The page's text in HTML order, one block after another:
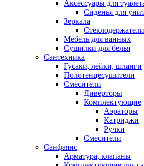
Аксессуары для
Сиденья для
Зеркала
Стеклодержатели
Мебель для ванных
Сушилки для белья
Сантехника
Гусаки, лейки, шланги
Полотенцесушители
Смесители
Диверторы
Комплектующие
Аэраторы
Катриджи
Ручки
Смесители
Санфаянс
Арматура, клапаны